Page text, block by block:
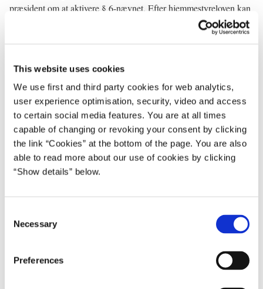
This website uses cookies
We use first and third party cookies for web analytics,
user experience optimisation, security, video and access
to certain social media features. You are at all times
capable of changing or revoking your consent by clicking
the link “Cookies” at the bottom of the page. You are also
able to read more about our use of cookies by clicking
“Show details” below.
Necessary
Preferences
præsident om at aktivere § 6-nævnet. Efter hjemmestyreloven kan
§ 6-nævnet afgøre tvivlsspørgsmål om det færøske hjemmestyres
kompetence i forhold til rigsmyndighederne. Det er første gang i
”Der er et færøsk ønske om medlemskab af WTO i eget navn.
Politisk deler den danske regering Færøernes ønske, og vi er
derfor enige om at bede nævnet om en juridisk afklaring af, om
det er foreneligt med Færøernes forfatningsmæssige status. Det er
ikke sket før i hjemmestyrelovens 76-årige historie. Det er en
vigtig begivenhed, som er et godt eksempel på, hvordan vi
Frederiksen.
færøsk økonomi. Derfor var det et stort og historisk skridt, da vi
på rigsmødet i Aalborg i august besluttede at afprøve spørgsmålet
i § 6-nævnet. Da der er tale om nyt og ubetrådt land, har vi brugt